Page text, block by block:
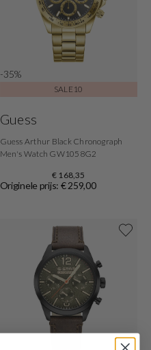
-35%
SALE10
Guess
Guess Arthur Black Chronograph
Men's Watch GW1058G2
€ 168,35
Originele prijs: € 259,00